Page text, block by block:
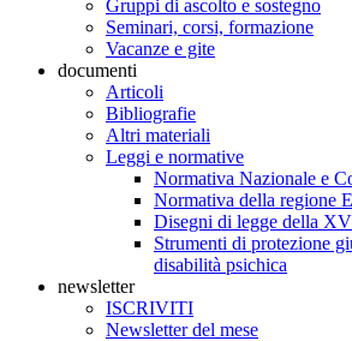
Gruppi di ascolto e sostegno
Seminari, corsi, formazione
Vacanze e gite
documenti
Articoli
Bibliografie
Altri materiali
Leggi e normative
Normativa Nazionale e
Normativa della regione
Disegni di legge della
Strumenti di protezione
disabilità psichica
newsletter
ISCRIVITI
Newsletter del mese